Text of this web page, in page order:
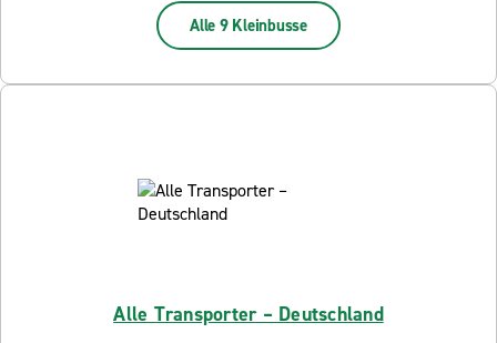
Alle 9 Kleinbusse
Alle Transporter – Deutschland